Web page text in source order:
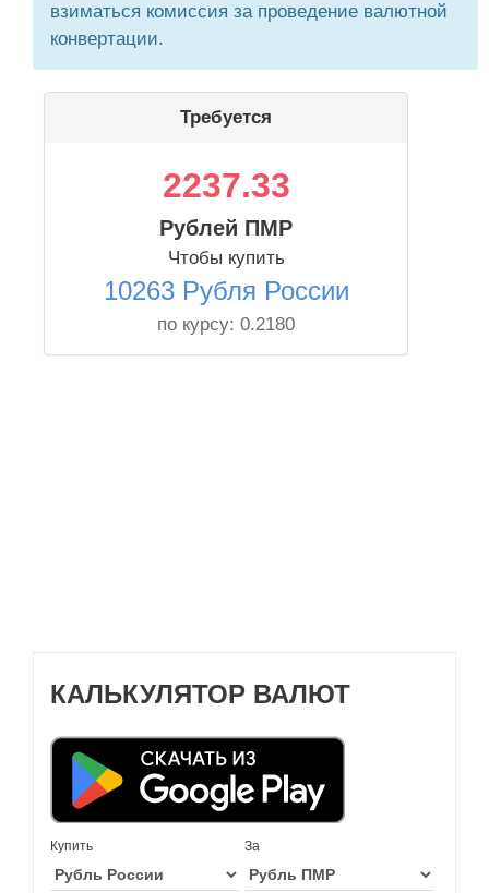
взиматься комиссия за проведение валютной
конвертации.
Требуется
2237.33
Рублей ПМР
Чтобы купить
10263 Рубля России
по курсу: 0.2180
КАЛЬКУЛЯТОР ВАЛЮТ
Купить За